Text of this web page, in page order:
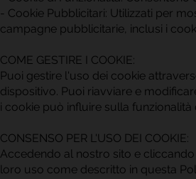
- Cookie Pubblicitari: Utilizzati per
campagne pubblicitarie, inclusi i
COME GESTIRE I COOKIE:
Puoi gestire l'uso dei cookie
dispositivo. Puoi riavviare e
i cookie può influire sulla
CONSENSO PER L'USO DEI COOKIE:
Accedendo al nostro sito e
loro uso come descritto in questa